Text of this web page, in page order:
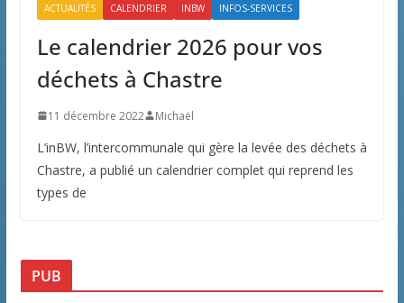
ACTUALITÉS CALENDRIER INBW INFOS-SERVICES
Le calendrier 2026 pour vos
déchets à Chastre
11 décembre 2022 Michaël
L’inBW, l’intercommunale qui gère la levée des déchets à
Chastre, a publié un calendrier complet qui reprend les
types de
PUB